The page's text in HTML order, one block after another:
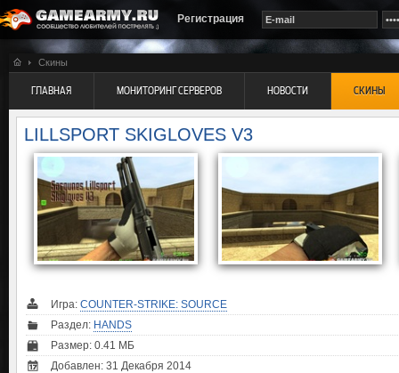
Регистрация
Скины
ГЛАВНАЯ МОНИТОРИНГ СЕРВЕРОВ НОВОСТИ СКИНЫ
LILLSPORT SKIGLOVES V3
Игра: COUNTER-STRIKE: SOURCE
Раздел: HANDS
Размер: 0.41 МБ
Добавлен: 31 Декабря 2014